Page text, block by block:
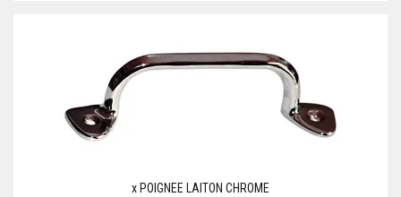
x POIGNEE LAITON CHROME